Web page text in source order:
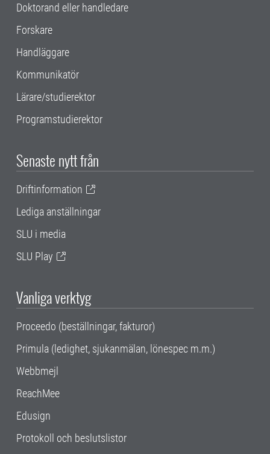
Doktorand eller handledare
Forskare
Handläggare
Kommunikatör
Lärare/studierektor
Programstudierektor
Senaste nytt från
Driftinformation
Lediga anställningar
SLU i media
SLU Play
Vanliga verktyg
Proceedo (beställningar, fakturor)
Primula (ledighet, sjukanmälan, lönespec m.m.)
Webbmejl
ReachMee
Edusign
Protokoll och beslutslistor